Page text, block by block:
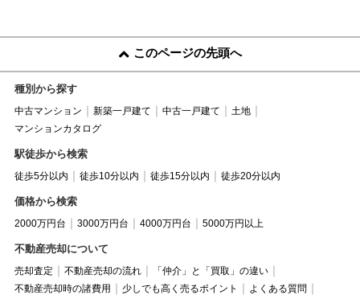
このページの先頭へ
種別から探す
中古マンション 新築一戸建て 中古一戸建て
土地
マンションカタログ
駅徒歩から検索
徒歩5分以内 徒歩10分以内 徒歩15分以内 徒歩20分以内
価格から検索
2000万円台 3000万円台 4000万円台 5000万円以上
不動産売却について
売却査定 不動産売却の流れ
「仲介」と「買取」の違い
不動産売却時の諸費用
少しでも高く売るポイント
よくある質問